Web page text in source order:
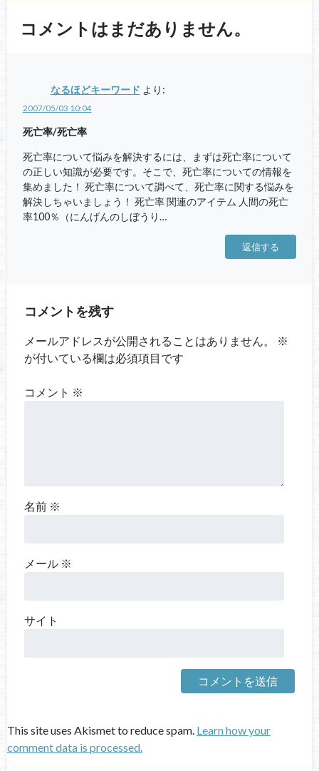
コメントはまだありません。
なるほどキーワード より:
2007/05/03 10:04
死亡率/死亡率
死亡率について悩みを解決するには、まずは死亡率について
の正しい知識が必要です。そこで、死亡率についての情報を
集めました！ 死亡率について調べて、死亡率に関する悩みを
解決しちゃいましょう！ 死亡率 関連のアイテム 人間の死亡
率100％（にんげんのしぼうり…
返信する
コメントを残す
メールアドレスが公開されることはありません。
※
が付いている欄は必須項目です
コメント ※
名前 ※
メール ※
サイト
This site uses Akismet to reduce spam. Learn how your
comment data is processed.